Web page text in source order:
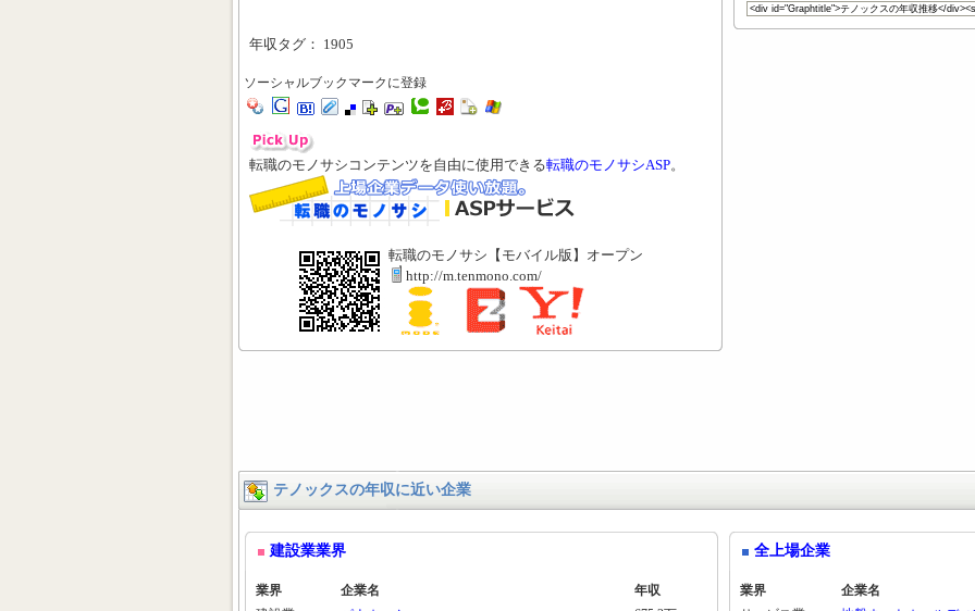
年収タグ： 1905
ソーシャルブックマークに登録
転職のモノサシコンテンツを自由に使用できる転職のモノサシASP。
転職のモノサシ【モバイル版】オープン
http://m.tenmono.com/
テノックスの年収に近い企業
建設業業界
業界 企業名
年収
全上場企業
業界
企業名